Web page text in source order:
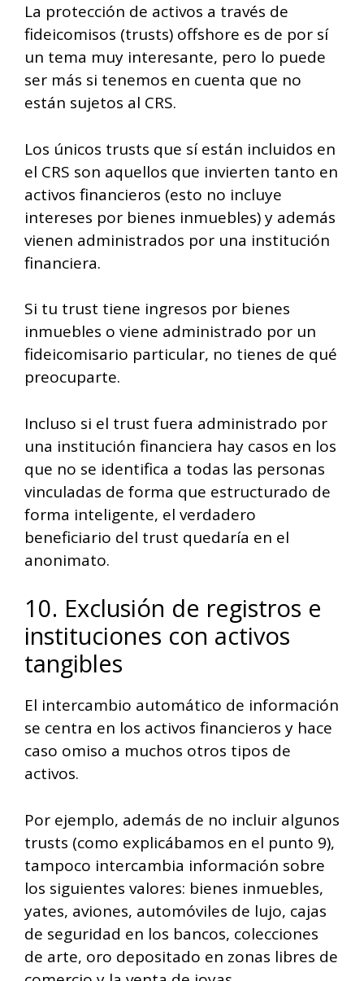
La protección de activos a través de
fideicomisos (trusts) offshore es de por sí
un tema muy interesante, pero lo puede
ser más si tenemos en cuenta que no
están sujetos al CRS.
Los únicos trusts que sí están incluidos en
el CRS son aquellos que invierten tanto en
activos financieros (esto no incluye
intereses por bienes inmuebles) y además
vienen administrados por una institución
financiera.
Si tu trust tiene ingresos por bienes
inmuebles o viene administrado por un
fideicomisario particular, no tienes de qué
preocuparte.
Incluso si el trust fuera administrado por
una institución financiera hay casos en los
que no se identifica a todas las personas
vinculadas de forma que estructurado de
forma inteligente, el verdadero
beneficiario del trust quedaría en el
anonimato.
10. Exclusión de registros e
instituciones con activos
tangibles
El intercambio automático de información
se centra en los activos financieros y hace
caso omiso a muchos otros tipos de
activos.
Por ejemplo, además de no incluir algunos
trusts (como explicábamos en el punto 9),
tampoco intercambia información sobre
los siguientes valores: bienes inmuebles,
yates, aviones, automóviles de lujo, cajas
de seguridad en los bancos, colecciones
de arte, oro depositado en zonas libres de